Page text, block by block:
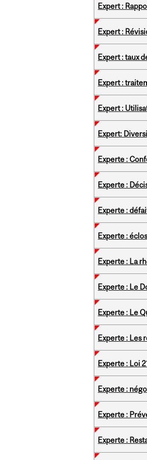
Expert :
Expert :
Expert : taux
Expert :
Expert :
Expert:
Experte :
Experte :
Experte :
Experte :
Experte : La
Experte : Le
Experte : Le
Experte : Les
Experte : Loi
Experte :
Experte :
Experte :